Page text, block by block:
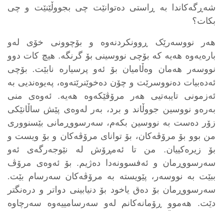
شەڕگەکاندا بە ڕاستی دەتوانێت چی بجووڵێنێت و چی
بکات؟
هەر نووسەرێک ڕوونکردنەوە و بۆچوونی خۆی لەو
بارەیەوە هەیە کە بۆچی نووسینی بۆ گرنگە. هیچ کات دوو
نووسەر هەمان وەڵامیان بۆ ئەو پرسیارە نابێت. بۆچی
ئەدەبیات دەنووسرێت و چۆن دەخوێنرێتەوە، پەیوەندیی بە
ئەزمونی تایبەتیی هەر مرۆڤێکەوە هەیە. ئەوەی منی
بەرەو نووسین جووڵاند و برد، بەر لەوەی پێش ساڵانێکی
زۆر دەست بە نووسین بکەم، سەرسووڕمانی بێسنووری
من بوو بۆ مرۆڤەکان، بۆ توانای مرۆڤەکان و بۆ ویست و
بۆ زیرەکییان. من تا ئەمڕۆش لە نێوجەرگەی ئەو
سەرسووڕمان و ئەفسوونەدا دەژیم. بۆ ئەوەی مرۆڤ
ببێت بە نووسەر، پێویستە بە مرۆڤەکان سەرسام بێت.
سەرسووڕمان بۆ دەق یاخود بۆ دنیابینی دواتر و درەنگتر
دێت. هەموو ڕۆمانەکانم لەو سەرسامییەوە سەرچاوە